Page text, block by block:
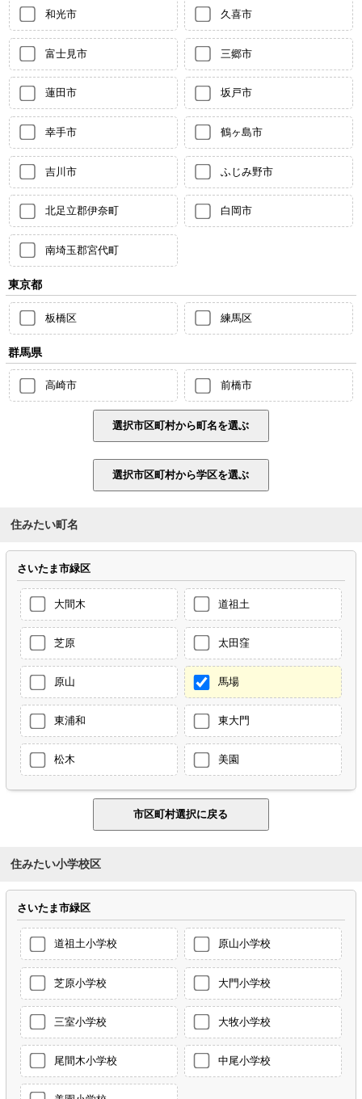
和光市 久喜市
富士見市 三郷市
蓮田市 坂戸市
幸手市 鶴ヶ島市
吉川市 ふじみ野市
北足立郡伊奈町 白岡市
南埼玉郡宮代町
東京都
板橋区 練馬区
群馬県
高崎市 前橋市
住みたい町名
さいたま市緑区
大間木 道祖土
芝原 太田窪
原山 馬場
東浦和 東大門
松木 美園
住みたい小学校区
さいたま市緑区
道祖土小学校 原山小学校
芝原小学校 大門小学校
三室小学校 大牧小学校
尾間木小学校 中尾小学校